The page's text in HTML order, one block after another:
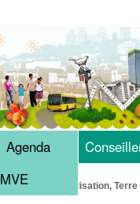
Agenda
MVE
Atelier de sensibilisation,